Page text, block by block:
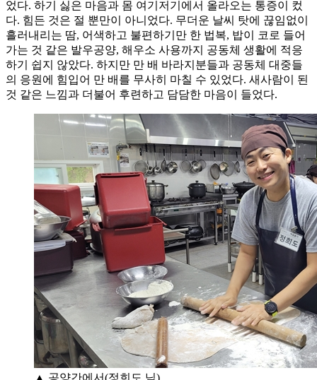
었다. 하기 싫은 마음과 몸 여기저기에서 올라오는 통증이 컸
다. 힘든 것은 절 뿐만이 아니었다. 무더운 날씨 탓에 끊임없이
흘러내리는 땀, 어색하고 불편하기만 한 법복, 밥이 코로 들어
가는 것 같은 발우공양, 해우소 사용까지 공동체 생활에 적응
하기 쉽지 않았다. 하지만 만 배 바라지분들과 공동체 대중들
의 응원에 힘입어 만 배를 무사히 마칠 수 있었다. 새사람이 된
것 같은 느낌과 더불어 후련하고 담담한 마음이 들었다.